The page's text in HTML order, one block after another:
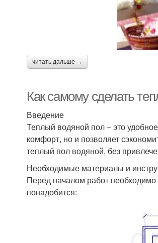
читать дальше →
Как самому сделать
Введение
Теплый водяной пол – это
комфорт, но и позволяет
теплый пол водяной, без
Необходимые материалы и
Перед началом работ
понадобится: